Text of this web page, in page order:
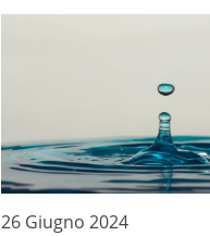
26 Giugno 2024